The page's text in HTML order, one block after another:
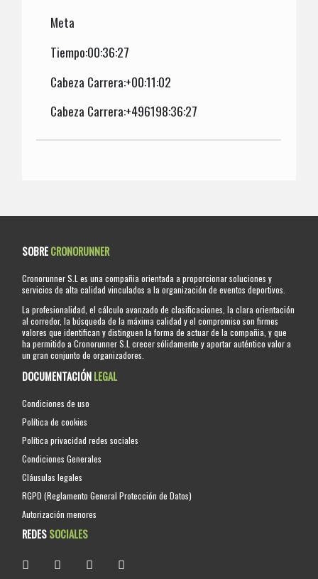
Meta
Tiempo:00:36:27
Cabeza Carrera:+00:11:02
Cabeza Carrera:+496198:36:27
SOBRECRONORUNNER
Cronorunner S.L es una compañia orientada a proporcionar soluciones y
servicios de alta calidad vinculados a la organización de eventos deportivos.
La profesionalidad, el cálculo avanzado de clasificaciones, la clara orientación
al corredor, la búsqueda de la máxima calidad y el compromiso son firmes
valores que identifican y distinguen la forma de actuar de la compañia, y que
ha permitido a Cronorunner S.L crecer sólidamente y aportar auténtico valor a
un gran conjunto de organizadores.
DOCUMENTACIÓNLEGAL
Condiciones de uso
Política de cookies
Política privacidad redes sociales
Condiciones Generales
Cláusulas legales
RGPD (Reglamento General Protección de Datos)
Autorización menores
REDESSOCIALES